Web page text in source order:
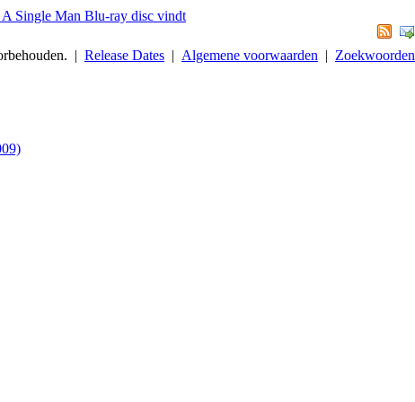
Single Man Blu-ray disc vindt
| Release Dates | Algemene voorwaarden | Zoekwoorden